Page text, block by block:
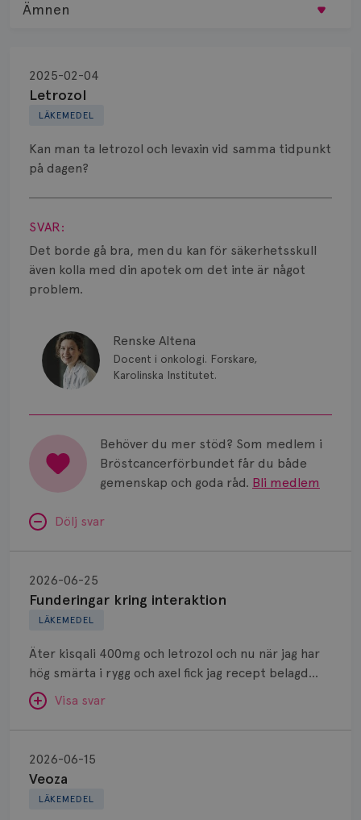
LÄKEMEDEL
Letrozol
2025-02-04
Kan man ta letrozol och levaxin vid samma tidpunkt
på dagen?
Visa svar
SVAR:
Det borde gå bra, men du kan för säkerhetsskull
även kolla med din apotek om det inte är något
problem.
Renske Altena
Docent i onkologi. Forskare,
Karolinska Institutet.
Behöver du mer stöd? Som medlem i
Bröstcancerförbundet får du både
gemenskap och goda råd. Bli medlem
Dölj svar
LÄKEMEDEL
Funderingar kring interaktion
2026-06-25
Äter kisqali 400mg och letrozol och nu när jag har
hög smärta i rygg och axel fick jag recept belagd
naproxen 500mg som jag ska ta 2gånger om dagen.
Kan jag kombinera dessa mediciner?
Visa svar
SVAR:
Hej. Det går bra att kombinera dessa 3 preparat.
kring
interaktion
LÄKEMEDEL
Veoza
2026-06-15
Ämnen
Biopsi
Biverkningar
Bröstvårta
Knöl
Läkemedel
Typ av bröstcancer
Smärta
Prognos
Risker
Strålning
Vätska